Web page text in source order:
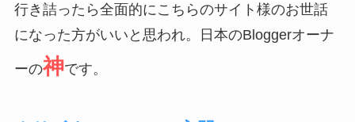
行き詰ったら全面的にこちらのサイト様のお世話
になった方がいいと思われ。日本のBloggerオーナ
ーの神です。